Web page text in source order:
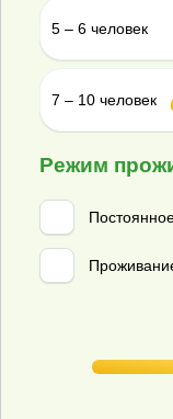
Рассчитать
5 – 6 человек
7 – 10 человек
Режим